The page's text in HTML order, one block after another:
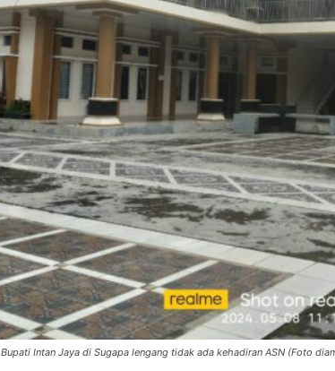
Intan Jaya di Sugapa lengang tidak ada kehadiran ASN (Foto